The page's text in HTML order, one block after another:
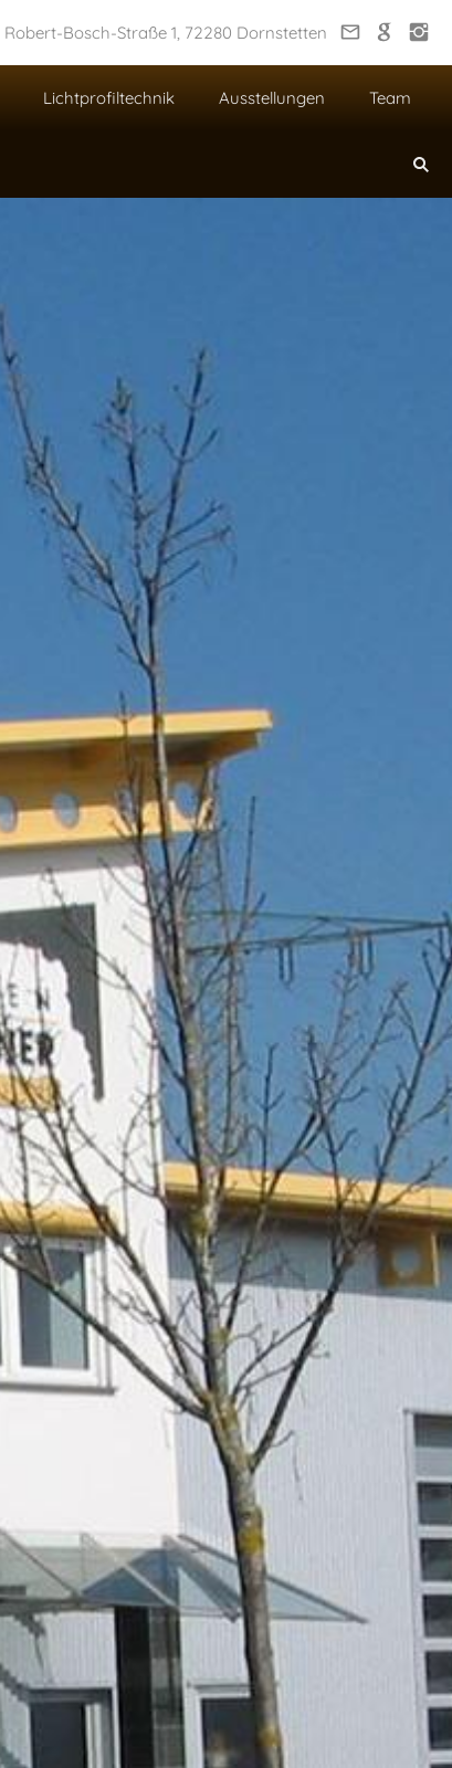
Robert-Bosch-Straße 1, 72280 Dornstetten
Lichtprofiltechnik Ausstellungen Team